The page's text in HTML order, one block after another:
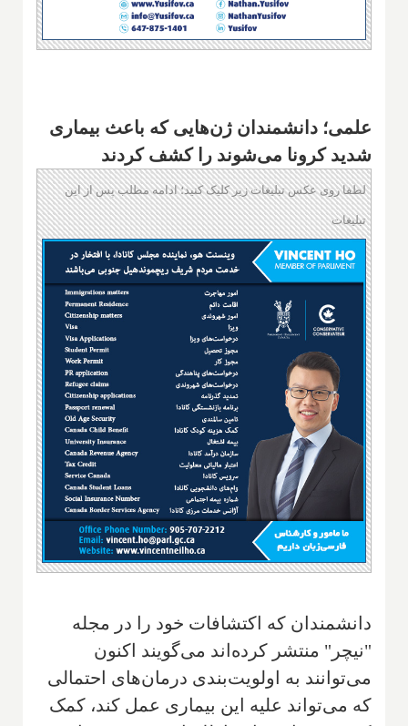
علمی؛ دانشمندان ژن‌هایی که باعث بیماری
شدید کرونا می‌شوند را کشف کردند
لطفا روی عکس تبلیغات زیر کلیک کنید؛ ادامه مطلب پس از این
تبلیغات
دانشمندان که اکتشافات خود را در مجله
"نیچر" منتشر کرده‌اند می‌گویند اکنون
می‌توانند به اولویت‌بندی درمان‌های احتمالی
که می‌تواند علیه این بیماری عمل کند، کمک